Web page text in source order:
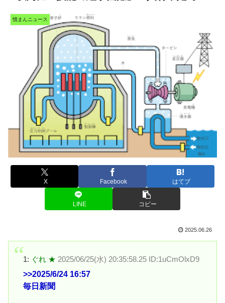
憤まんニュース
X Facebook はてブ
LINE コピー
2025.06.26
1: ぐれ ★ 2025/06/25(水) 20:35:58.25 ID:1uCmOlxD9
>>2025/6/24 16:57
毎日新聞